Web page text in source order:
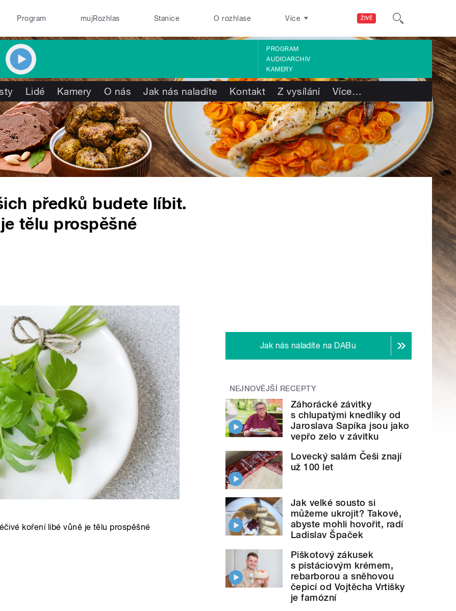
ŽIVĚ
Program mujRozhlas Stanice O rozhlase Více
PROGRAM
AUDIOARCHIV
KAMERY
Lidé Kamery O nás Jak nás naladíte Kontakt Z vysílání Více…
předků budete líbit.
tělu prospěšné
koření libé vůně je tělu prospěšné
Jak nás naladíte na DABu
NEJNOVĚJŠÍ RECEPTY
Záhorácké závitky
s chlupatými knedlíky od
Jaroslava Sapíka jsou jako
vepřo zelo v závitku
Lovecký salám Češi znají
už 100 let
Jak velké sousto si
můžeme ukrojit? Takové,
abyste mohli hovořit, radí
Ladislav Špaček
Piškotový zákusek
s pistáciovým krémem,
rebarborou a sněhovou
čepicí od Vojtěcha Vrtišky
je famózní